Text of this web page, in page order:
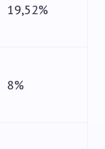
19,52%
8%